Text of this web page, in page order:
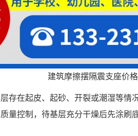
建筑摩擦摆隔震支座价格
存在起皮、起砂、开裂或潮湿等情
量控制，待基层充分干燥后先涂刷